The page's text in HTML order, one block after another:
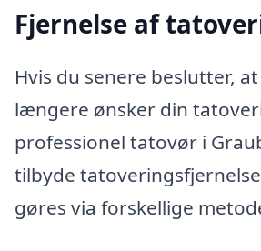
Fjernelse af
Hvis du senere beslutter,
længere ønsker din
professionel tatovør i
tilbyde
gøres via forskellige